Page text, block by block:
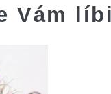
Vám